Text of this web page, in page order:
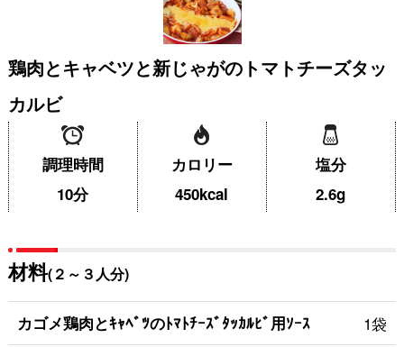
鶏肉とキャベツと新じゃがのトマトチーズタッ
カルビ
調理時間
10分
カロリー
450kcal
塩分
2.6g
材料(２～３人分)
カゴメ鶏肉とｷｬﾍﾞﾂのﾄﾏﾄﾁｰｽﾞﾀｯｶﾙﾋﾞ用ｿｰｽ 1袋